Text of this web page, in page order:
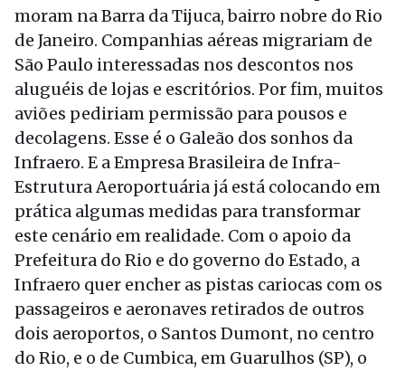
moram na Barra da Tijuca, bairro nobre do Rio
de Janeiro. Companhias aéreas migrariam de
São Paulo interessadas nos descontos nos
aluguéis de lojas e escritórios. Por fim, muitos
aviões pediriam permissão para pousos e
decolagens. Esse é o Galeão dos sonhos da
Infraero. E a Empresa Brasileira de Infra-
Estrutura Aeroportuária já está colocando em
prática algumas medidas para transformar
este cenário em realidade. Com o apoio da
Prefeitura do Rio e do governo do Estado, a
Infraero quer encher as pistas cariocas com os
passageiros e aeronaves retirados de outros
dois aeroportos, o Santos Dumont, no centro
do Rio, e o de Cumbica, em Guarulhos (SP), o